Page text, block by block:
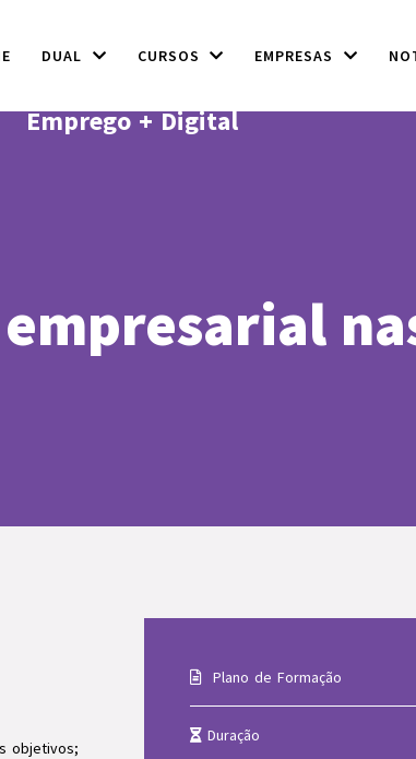
DUAL CURSOS EMPRESAS
Emprego + Digital
objetivos;
Plano de Formação
Duração